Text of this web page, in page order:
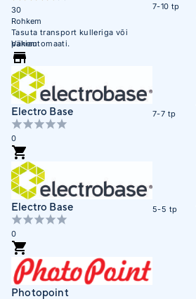
30
Rohkem
Tasuta transport kulleriga või
pakiautomaati.
Vähem
7-10 tp
Electro Base
0
7-7 tp
Electro Base
0
5-5 tp
Photopoint